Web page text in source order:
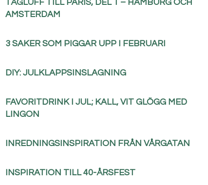
TÅGLUFF TILL PARIS, DEL 1 – HAMBURG OCH
AMSTERDAM
3 SAKER SOM PIGGAR UPP I FEBRUARI
DIY: JULKLAPPSINSLAGNING
FAVORITDRINK I JUL; KALL, VIT GLÖGG MED
LINGON
INREDNINGSINSPIRATION FRÅN VÅRGATAN
INSPIRATION TILL 40-ÅRSFEST